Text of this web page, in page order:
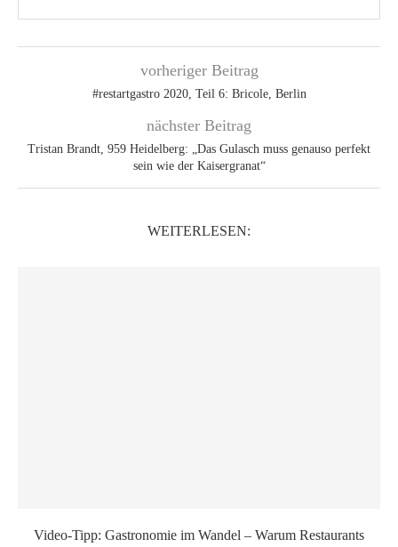
vorheriger Beitrag
#restartgastro 2020, Teil 6: Bricole, Berlin
nächster Beitrag
Tristan Brandt, 959 Heidelberg: „Das Gulasch muss genauso perfekt
sein wie der Kaisergranat“
WEITERLESEN:
Video-Tipp: Gastronomie im Wandel – Warum Restaurants